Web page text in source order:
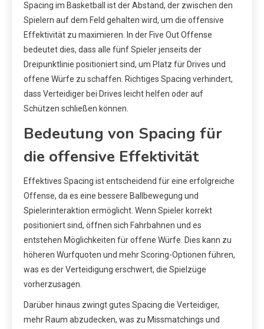
Spacing im Basketball ist der Abstand, der zwischen den
Spielern auf dem Feld gehalten wird, um die offensive
Effektivität zu maximieren. In der Five Out Offense
bedeutet dies, dass alle fünf Spieler jenseits der
Dreipunktlinie positioniert sind, um Platz für Drives und
offene Würfe zu schaffen. Richtiges Spacing verhindert,
dass Verteidiger bei Drives leicht helfen oder auf
Schützen schließen können.
Bedeutung von Spacing für
die offensive Effektivität
Effektives Spacing ist entscheidend für eine erfolgreiche
Offense, da es eine bessere Ballbewegung und
Spielerinteraktion ermöglicht. Wenn Spieler korrekt
positioniert sind, öffnen sich Fahrbahnen und es
entstehen Möglichkeiten für offene Würfe. Dies kann zu
höheren Wurfquoten und mehr Scoring-Optionen führen,
was es der Verteidigung erschwert, die Spielzüge
vorherzusagen.
Darüber hinaus zwingt gutes Spacing die Verteidiger,
mehr Raum abzudecken, was zu Missmatchings und